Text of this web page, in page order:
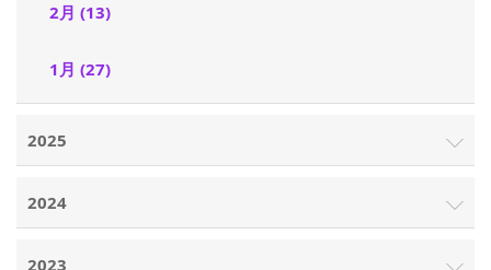
2月 (13)
1月 (27)
2025
2024
2023